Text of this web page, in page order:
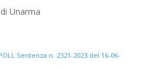
Unarma
Sentenza n. 2321-2023 del 16-06-